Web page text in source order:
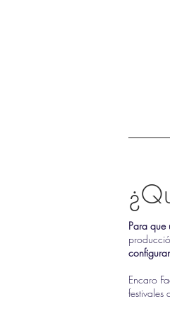
Para que
Encaro
festivales